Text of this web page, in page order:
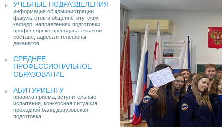
УЧЕБНЫЕ ПОДРАЗДЕЛЕНИЯ
информация об администрации
факультетов и общеинститутских
кафедр, направлениях подготовки,
профессорско-преподавательском
составе, адреса и телефоны
деканатов
СРЕДНЕЕ
ПРОФЕССИОНАЛЬНОЕ
ОБРАЗОВАНИЕ
АБИТУРИЕНТУ
правила приема, вступительные
испытания, конкурсная ситуация,
проходной балл, довузовская
подготовка